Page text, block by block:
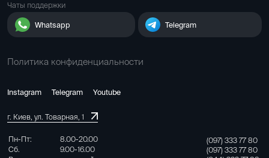
Чаты поддержки
Whatsapp Telegram
Политика конфиденциальности
Instagram Telegram Youtube
г. Киев, ул. Товарная, 1
Пн-Пт:
8.00-20.00
Сб.
9.00-16.00
(097) 333 77 80
(097) 333 77 80